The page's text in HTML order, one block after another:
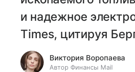
и надежное
Times, цитируя
Виктория Воропаева
Автор Финансы Mail